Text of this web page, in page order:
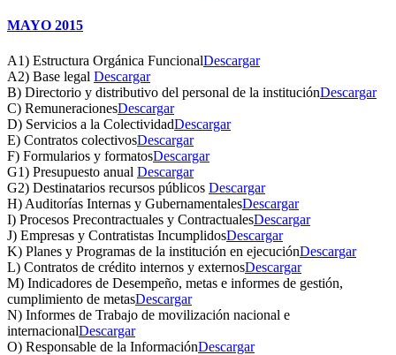
MAYO 2015
A1) Estructura Orgánica FuncionalDescargar
A2) Base legal Descargar
B) Directorio y distributivo del personal de la instituciónDescargar
C) RemuneracionesDescargar
D) Servicios a la ColectividadDescargar
E) Contratos colectivosDescargar
F) Formularios y formatosDescargar
G1) Presupuesto anual Descargar
G2) Destinatarios recursos públicos Descargar
H) Auditorías Internas y GubernamentalesDescargar
I) Procesos Precontractuales y ContractualesDescargar
J) Empresas y Contratistas IncumplidosDescargar
K) Planes y Programas de la institución en ejecuciónDescargar
L) Contratos de crédito internos y externosDescargar
M) Indicadores de Desempeño, metas e informes de gestión,
cumplimiento de metasDescargar
N) Informes de Trabajo de movilización nacional e
internacionalDescargar
O) Responsable de la InformaciónDescargar